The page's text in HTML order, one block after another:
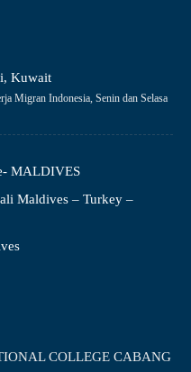
Kuwait
Migran Indonesia, Senin dan Selasa
MALDIVES
Maldives – Turkey –
COLLEGE CABANG